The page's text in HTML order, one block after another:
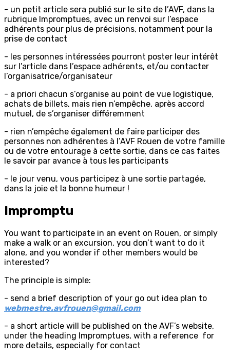
- un petit article sera publié sur le site de l’AVF, dans la
rubrique Impromptues, avec un renvoi sur l’espace
adhérents pour plus de précisions, notamment pour la
prise de contact
- les personnes intéressées pourront poster leur intérêt
sur l’article dans l’espace adhérents, et/ou contacter
l’organisatrice/organisateur
- a priori chacun s’organise au point de vue logistique,
achats de billets, mais rien n’empêche, après accord
mutuel, de s’organiser différemment
- rien n’empêche également de faire participer des
personnes non adhérentes à l’AVF Rouen de votre famille
ou de votre entourage à cette sortie, dans ce cas faites
le savoir par avance à tous les participants
- le jour venu, vous participez à une sortie partagée,
dans la joie et la bonne humeur !
Impromptu
You want to participate in an event on Rouen, or simply
make a walk or an excursion, you don’t want to do it
alone, and you wonder if other members would be
interested?
The principle is simple:
- send a brief description of your go out idea plan to
webmestre.avfrouen@gmail.com
- a short article will be published on the AVF’s website,
under the heading Impromptues, with a reference for
more details, especially for contact